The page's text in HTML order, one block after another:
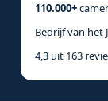
110.000+
Bedrijf van het
4,3 uit 163